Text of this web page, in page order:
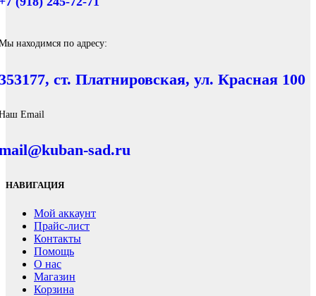
находимся по адресу:
ст. Платнировская, ул. Красная 100
Email
sad.ru
НАВИГАЦИЯ
Мой аккаунт
Прайс-лист
Контакты
Помощь
О нас
Магазин
Корзина